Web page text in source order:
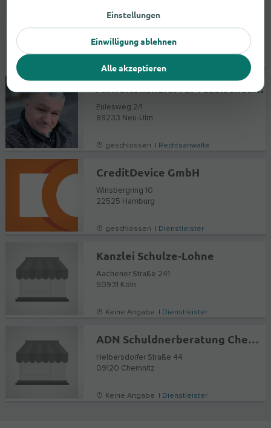
Anwaltskanzlei für russisches Recht - Advokat Aleksej Dorochov
Eulesweg 2/1
89233 Neu-Ulm
geschlossen | Rechtsanwälte
CreditDevice GmbH
Winsbergring 10
22525 Hamburg
geschlossen | Dienstleister
Kanzlei Schulze-Lohne
Aachener Straße 241
50931 Köln
Keine Angabe | Dienstleister
ADN Schuldnerberatung Chemnitz
Helbersdorfer Straße 44
09120 Chemnitz
Keine Angabe | Dienstleister
Einstellungen
Einwilligung ablehnen
Alle akzeptieren